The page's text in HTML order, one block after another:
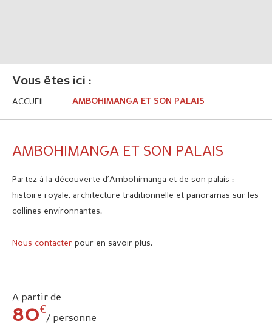
Vous êtes ici :
ACCUEIL AMBOHIMANGA ET SON PALAIS
AMBOHIMANGA ET SON PALAIS
Partez à la découverte d’Ambohimanga et de son palais :
histoire royale, architecture traditionnelle et panoramas sur les
collines environnantes.
Nous contacter pour en savoir plus.
A partir de
80€
/ personne